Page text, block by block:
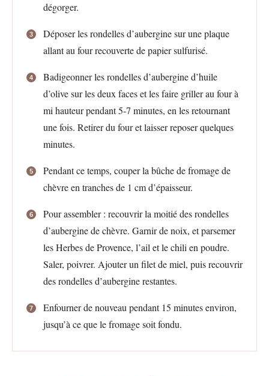
dégorger.
Déposer les rondelles d’aubergine sur une plaque
allant au four recouverte de papier sulfurisé.
Badigeonner les rondelles d’aubergine d’huile
d’olive sur les deux faces et les faire griller au four à
mi hauteur pendant 5-7 minutes, en les retournant
une fois. Retirer du four et laisser reposer quelques
minutes.
Pendant ce temps, couper la bûche de fromage de
chèvre en tranches de 1 cm d’épaisseur.
Pour assembler : recouvrir la moitié des rondelles
d’aubergine de chèvre. Garnir de noix, et parsemer
les Herbes de Provence, l’ail et le chili en poudre.
Saler, poivrer. Ajouter un filet de miel, puis recouvrir
des rondelles d’aubergine restantes.
Enfourner de nouveau pendant 15 minutes environ,
jusqu’à ce que le fromage soit fondu.